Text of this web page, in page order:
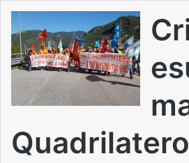
Quadrilatero